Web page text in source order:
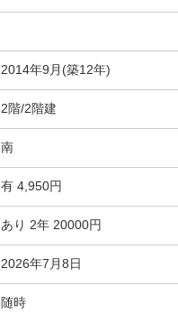
2014年9月(築12年)
2階/2階建
南
有 4,950円
あり 2年 20000円
2026年7月8日
随時